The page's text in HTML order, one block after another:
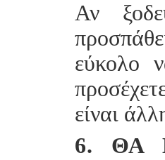
Αν
εύκολο
είναι
6. ΘΑ